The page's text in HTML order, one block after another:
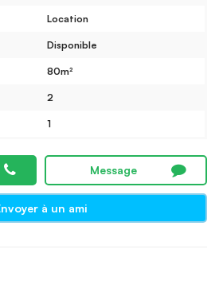
Location
Disponible
80m²
2
1
Message
à un ami